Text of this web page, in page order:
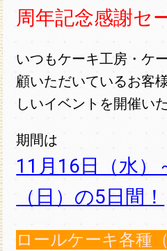
周年記念感謝セ
いつもケーキ工房・ケ
顧いただいているお客
しいイベントを開催い
期間は
11月16日（水）
（日）の5日間！
ロールケーキ各種